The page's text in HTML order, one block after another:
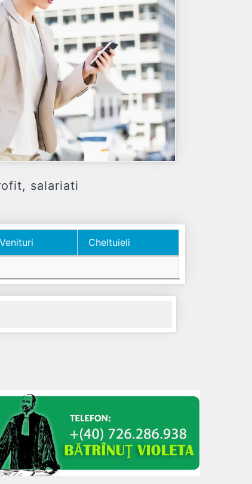
salariati
Venituri
Cheltuieli